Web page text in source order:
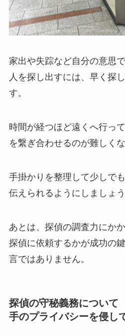
家出や失踪など自分の意思
人を探し出すには、早く探
す。
時間が経つほど遠くへ行っ
を繋ぎ合わせるのが難しく
手掛かりを整理して少しで
伝えられるようにしましょう
あとは、探偵の調査力にか
探偵に依頼するかが成功の
言ではありません。
探偵の守秘義務につい
手のプライバシーを侵し